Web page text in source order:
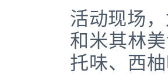
活动现场
和米其林
托味、西